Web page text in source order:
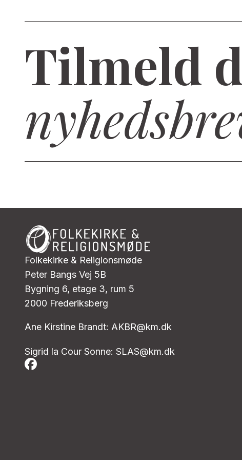
Tilmeld
Folkekirke & Religionsmøde
Peter Bangs Vej 5B
Bygning 6, etage 3, rum 5
2000 Frederiksberg
Ane Kirstine Brandt: AKBR@km.dk
Sigrid la Cour Sonne: SLAS@km.dk